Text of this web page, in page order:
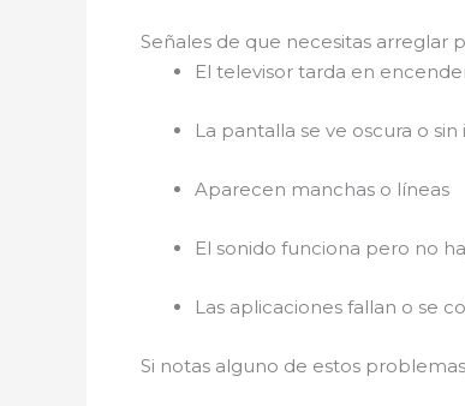
Señales de que necesitas arreglar
El televisor tarda en
La pantalla se ve oscura o
Aparecen manchas o líneas
El sonido funciona pero no
Las aplicaciones fallan o se
Si notas alguno de estos